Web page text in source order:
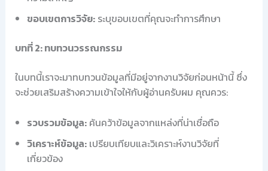
ขอบเขตการวิจัย:ระบุขอบเขตที่คุณจะทำการศึกษา
บทที่ 2: ทบทวนวรรณกรรม
ในบทนี้เราจะมาทบทวนข้อมูลที่มีอยู่จากงานวิจัยก่อนหน้านี้ ซึ่ง
จะช่วยเสริมสร้างความเข้าใจให้กับผู้อ่านครับผม คุณควร:
รวบรวมข้อมูล:ค้นคว้าข้อมูลจากแหล่งที่น่าเชื่อถือ
วิเคราะห์ข้อมูล:เปรียบเทียบและวิเคราะห์งานวิจัยที่
เกี่ยวข้อง